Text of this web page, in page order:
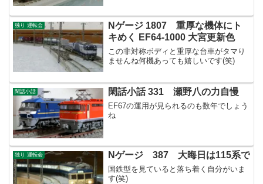
独り 運転会
Nゲージ 1807 重厚な機体にト
キめく EF64-1000 大宮更新色
この非対称ボディと重厚な台車がタマり
ませんね何機あっても嬉しいです(笑)
閑話小話 閑話小話 331 瀬野八の力自慢
EF67の運用が見られるのも数年でしょう
ね
独り 運転会 Nゲージ 387 大晦日は115系で
国鉄型を見ていると落ち着く自分がいま
す(笑)